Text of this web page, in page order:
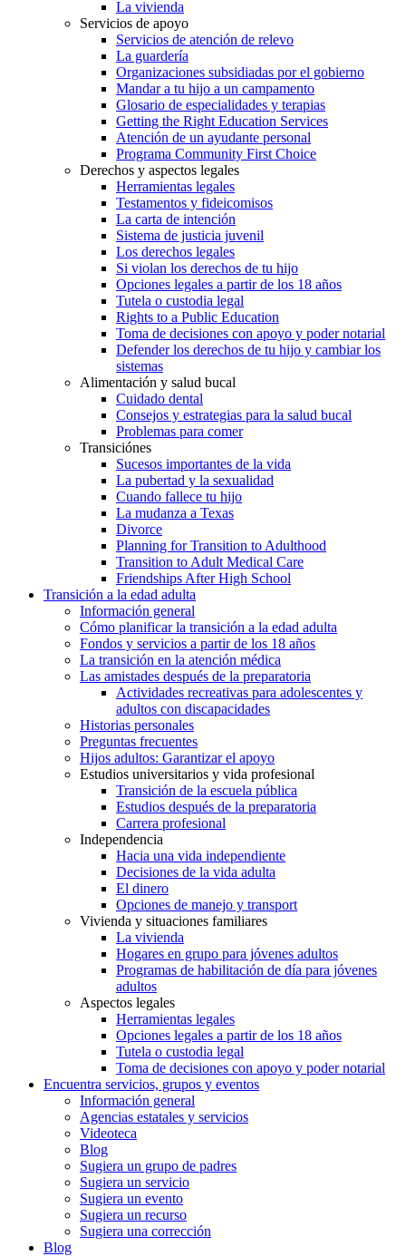
La vivienda
Servicios de apoyo
Servicios de atención de relevo
La guardería
Organizaciones subsidiadas por el gobierno
Mandar a tu hijo a un campamento
Glosario de especialidades y terapias
Getting the Right Education Services
Atención de un ayudante personal
Programa Community First Choice
Derechos y aspectos legales
Herramientas legales
Testamentos y fideicomisos
La carta de intención
Sistema de justicia juvenil
Los derechos legales
Si violan los derechos de tu hijo
Opciones legales a partir de los 18 años
Tutela o custodia legal
Rights to a Public Education
Toma de decisiones con apoyo y poder notarial
Defender los derechos de tu hijo y cambiar los
sistemas
Alimentación y salud bucal
Cuidado dental
Consejos y estrategias para la salud bucal
Problemas para comer
Transiciónes
Sucesos importantes de la vida
La pubertad y la sexualidad
Cuando fallece tu hijo
La mudanza a Texas
Divorce
Planning for Transition to Adulthood
Transition to Adult Medical Care
Friendships After High School
Transición a la edad adulta
Información general
Cómo planificar la transición a la edad adulta
Fondos y servicios a partir de los 18 años
La transición en la atención médica
Las amistades después de la preparatoria
Actividades recreativas para adolescentes y
adultos con discapacidades
Historias personales
Preguntas frecuentes
Hijos adultos: Garantizar el apoyo
Estudios universitarios y vida profesional
Transición de la escuela pública
Estudios después de la preparatoria
Carrera profesional
Independencia
Hacia una vida independiente
Decisiones de la vida adulta
El dinero
Opciones de manejo y transport
Vivienda y situaciones familiares
La vivienda
Hogares en grupo para jóvenes adultos
Programas de habilitación de día para jóvenes
adultos
Aspectos legales
Herramientas legales
Opciones legales a partir de los 18 años
Tutela o custodia legal
Toma de decisiones con apoyo y poder notarial
Encuentra servicios, grupos y eventos
Información general
Agencias estatales y servicios
Videoteca
Blog
Sugiera un grupo de padres
Sugiera un servicio
Sugiera un evento
Sugiera un recurso
Sugiera una corrección
Blog